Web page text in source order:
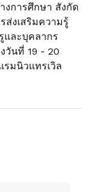
งการศึกษา สังกัด
ส่งเสริมความรู้
ละบุคลากร
วันที่ 19 - 20
มนิวแทรเวิล